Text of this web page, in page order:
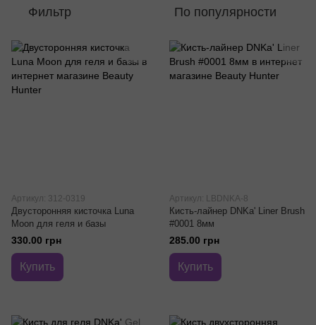
Фильтр По популярности
Артикул: 312-0319
Двусторонняя кисточка Luna
Moon для геля и базы
330.00 грн
Купить
Артикул: LBDNKA-8
Кисть-лайнер DNKa' Liner Brush
#0001 8мм
285.00 грн
Купить